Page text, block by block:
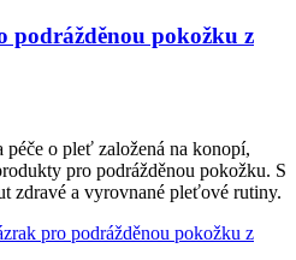
podrážděnou pokožku z
o pleť založená na konopí,
pro podrážděnou pokožku. S
zdravé a vyrovnané pleťové rutiny.
pro podrážděnou pokožku z